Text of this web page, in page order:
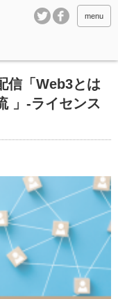
menu
信「Web3とは
」-ライセンス